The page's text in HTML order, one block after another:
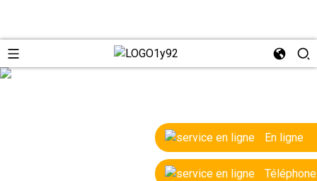
En ligne
Téléphone